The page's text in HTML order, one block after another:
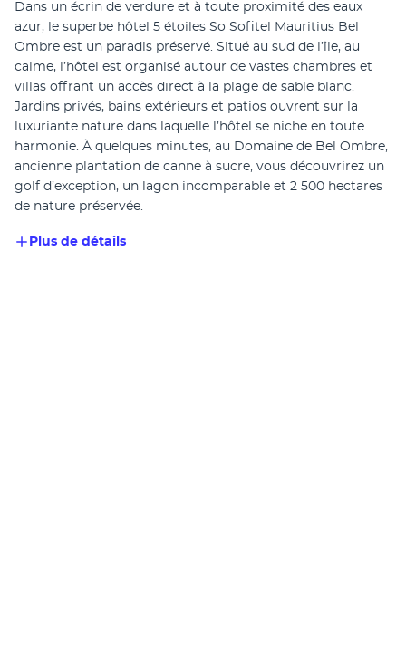
Dans un écrin de verdure et à toute proximité des eaux
azur, le superbe hôtel 5 étoiles So Sofitel Mauritius Bel
Ombre est un paradis préservé. Situé au sud de l’île, au
calme, l’hôtel est organisé autour de vastes chambres et
villas offrant un accès direct à la plage de sable blanc.
Jardins privés, bains extérieurs et patios ouvrent sur la
luxuriante nature dans laquelle l’hôtel se niche en toute
harmonie. À quelques minutes, au Domaine de Bel Ombre,
ancienne plantation de canne à sucre, vous découvrirez un
golf d’exception, un lagon incomparable et 2 500 hectares
de nature préservée.
Plus de détails